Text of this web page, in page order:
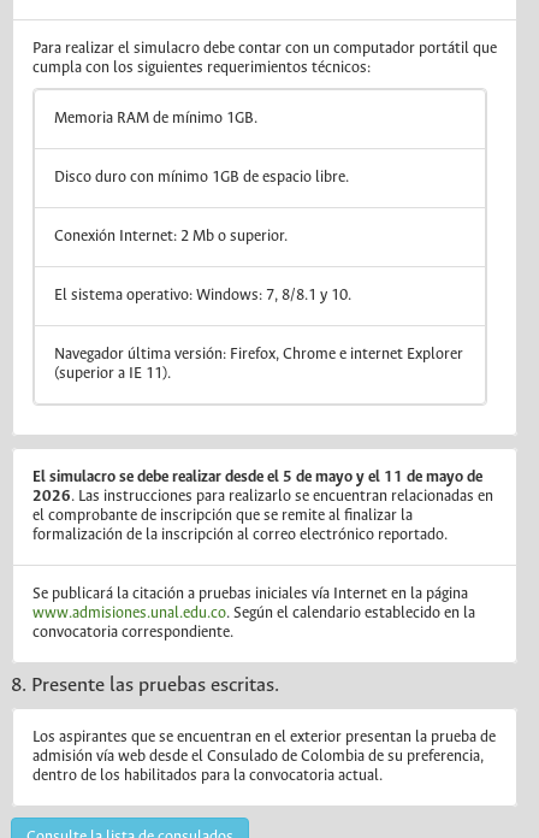
Para realizar el simulacro debe contar con un computador portátil que
cumpla con los siguientes requerimientos técnicos:
Memoria RAM de mínimo 1GB.
Disco duro con mínimo 1GB de espacio libre.
Conexión Internet: 2 Mb o superior.
El sistema operativo: Windows: 7, 8/8.1 y 10.
Navegador última versión: Firefox, Chrome e internet Explorer
(superior a IE 11).
El simulacro se debe realizar desde el 5 de mayo y el 11 de mayo de
2026. Las instrucciones para realizarlo se encuentran relacionadas en
el comprobante de inscripción que se remite al finalizar la
formalización de la inscripción al correo electrónico reportado.
Se publicará la citación a pruebas iniciales vía Internet en la página
www.admisiones.unal.edu.co. Según el calendario establecido en la
convocatoria correspondiente.
8. Presente las pruebas escritas.
Los aspirantes que se encuentran en el exterior presentan la prueba de
admisión vía web desde el Consulado de Colombia de su preferencia,
dentro de los habilitados para la convocatoria actual.